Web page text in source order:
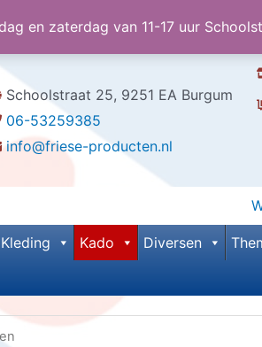
en zaterdag van 11-17 uur
Schoolstraat 25, 9251 EA Burgum
06-53259385
info@friese-producten.nl
Kleding Kado Diversen